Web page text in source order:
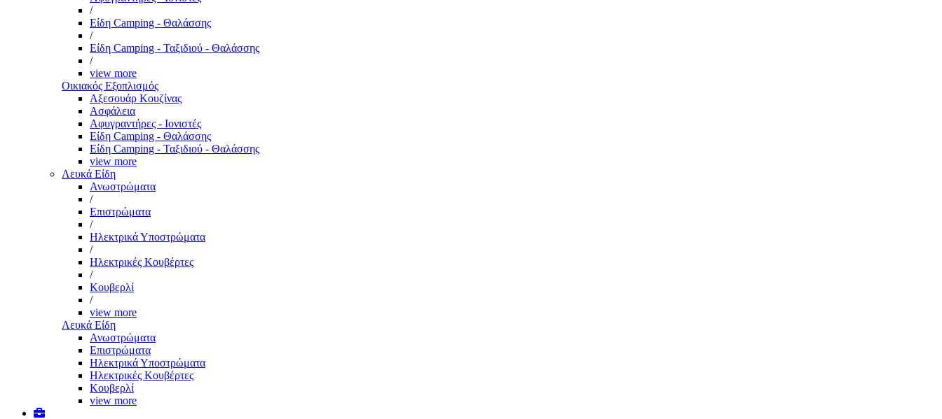
/
Είδη Camping - Θαλάσσης
/
Είδη Camping - Ταξιδιού - Θαλάσσης
/
view more
Οικιακός Εξοπλισμός
Αξεσουάρ Κουζίνας
Ασφάλεια
Αφυγραντήρες - Ιονιστές
Είδη Camping - Θαλάσσης
Είδη Camping - Ταξιδιού - Θαλάσσης
view more
Λευκά Είδη
Ανωστρώματα
/
Επιστρώματα
/
Ηλεκτρικά Υποστρώματα
/
Ηλεκτρικές Κουβέρτες
/
Κουβερλί
/
view more
Λευκά Είδη
Ανωστρώματα
Επιστρώματα
Ηλεκτρικά Υποστρώματα
Ηλεκτρικές Κουβέρτες
Κουβερλί
view more